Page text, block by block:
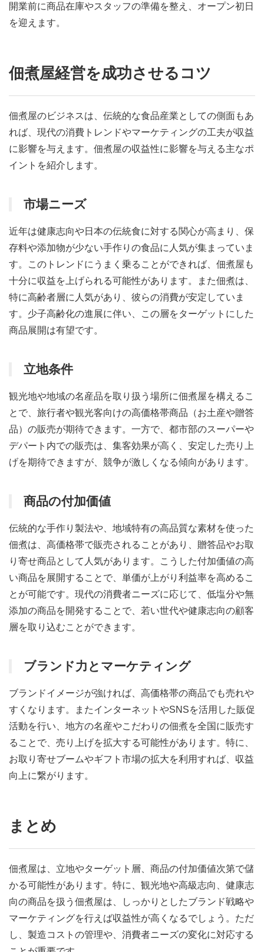
開業前に商品在庫やスタッフの準備を整え、オープン初日
を迎えます。
佃煮屋経営を成功させるコツ
佃煮屋のビジネスは、伝統的な食品産業としての側面もあ
れば、現代の消費トレンドやマーケティングの工夫が収益
に影響を与えます。佃煮屋の収益性に影響を与える主なポ
イントを紹介します。
市場ニーズ
近年は健康志向や日本の伝統食に対する関心が高まり、保
存料や添加物が少ない手作りの食品に人気が集まっていま
す。このトレンドにうまく乗ることができれば、佃煮屋も
十分に収益を上げられる可能性があります。また佃煮は、
特に高齢者層に人気があり、彼らの消費が安定していま
す。少子高齢化の進展に伴い、この層をターゲットにした
商品展開は有望です。
立地条件
観光地や地域の名産品を取り扱う場所に佃煮屋を構えるこ
とで、旅行者や観光客向けの高価格帯商品（お土産や贈答
品）の販売が期待できます。一方で、都市部のスーパーや
デパート内での販売は、集客効果が高く、安定した売り上
げを期待できますが、競争が激しくなる傾向があります。
商品の付加価値
伝統的な手作り製法や、地域特有の高品質な素材を使った
佃煮は、高価格帯で販売されることがあり、贈答品やお取
り寄せ商品として人気があります。こうした付加価値の高
い商品を展開することで、単価が上がり利益率を高めるこ
とが可能です。現代の消費者ニーズに応じて、低塩分や無
添加の商品を開発することで、若い世代や健康志向の顧客
層を取り込むことができます。
ブランド力とマーケティング
ブランドイメージが強ければ、高価格帯の商品でも売れや
すくなります。またインターネットやSNSを活用した販促
活動を行い、地方の名産やこだわりの佃煮を全国に販売す
ることで、売り上げを拡大する可能性があります。特に、
お取り寄せブームやギフト市場の拡大を利用すれば、収益
向上に繋がります。
まとめ
佃煮屋は、立地やターゲット層、商品の付加価値次第で儲
かる可能性があります。特に、観光地や高級志向、健康志
向の商品を扱う佃煮屋は、しっかりとしたブランド戦略や
マーケティングを行えば収益性が高くなるでしょう。ただ
し、製造コストの管理や、消費者ニーズの変化に対応する